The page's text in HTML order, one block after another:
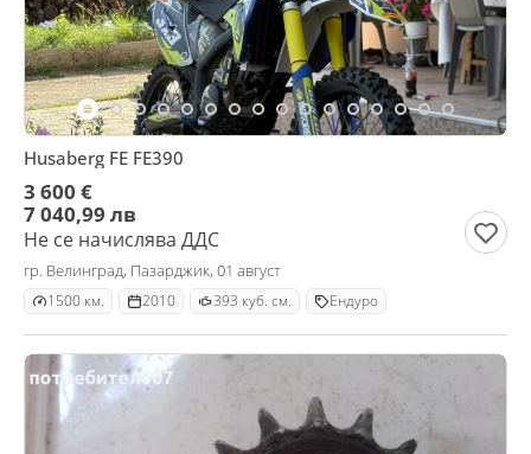
Husaberg FE FE390
3 600 €
7 040,99 лв
Не се начислява ДДС
гр. Велинград, Пазарджик, 01 август
1500 км. 2010 393 куб. см. Ендуро